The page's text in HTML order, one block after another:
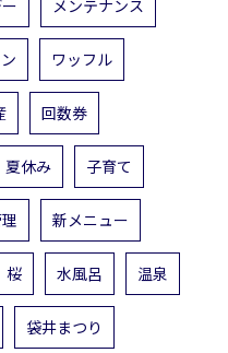
メンテナンス
ワッフル
回数券
夏休み 子育て
新メニュー
桜 水風呂 温泉
袋井まつり